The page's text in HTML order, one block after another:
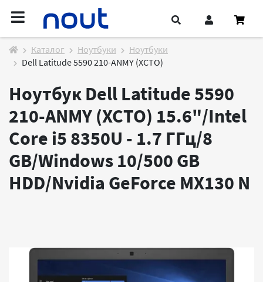
Каталог Ноутбуки
Ноутбуки
Dell Latitude 5590 210-ANMY (XCTO)
Ноутбук Dell Latitude 5590
210-ANMY (XCTO) 15.6"/Intel
Core i5 8350U - 1.7 ГГц/8
GB/Windows 10/500 GB
HDD/Nvidia GeForce MX130 N